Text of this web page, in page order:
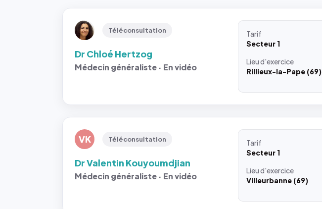
Téléconsultation
Dr Chloé Hertzog
Médecin généraliste · En vidéo
Tarif
Secteur 1
Lieud'exercice
Rillieux-la-Pape (69)
VK Téléconsultation
Dr Valentin Kouyoumdjian
Médecin généraliste · En vidéo
Tarif
Secteur 1
Lieud'exercice
Villeurbanne (69)